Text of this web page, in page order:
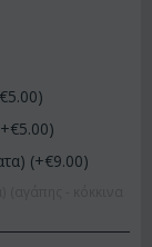
5.00)
5.00)
(+€9.00)